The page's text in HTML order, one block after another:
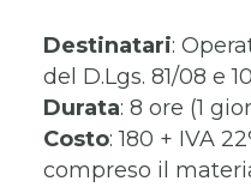
Destinatari:
del D.Lgs. 81/08 e
Durata: 8 ore (1
Costo: 180 + IVA
compreso il